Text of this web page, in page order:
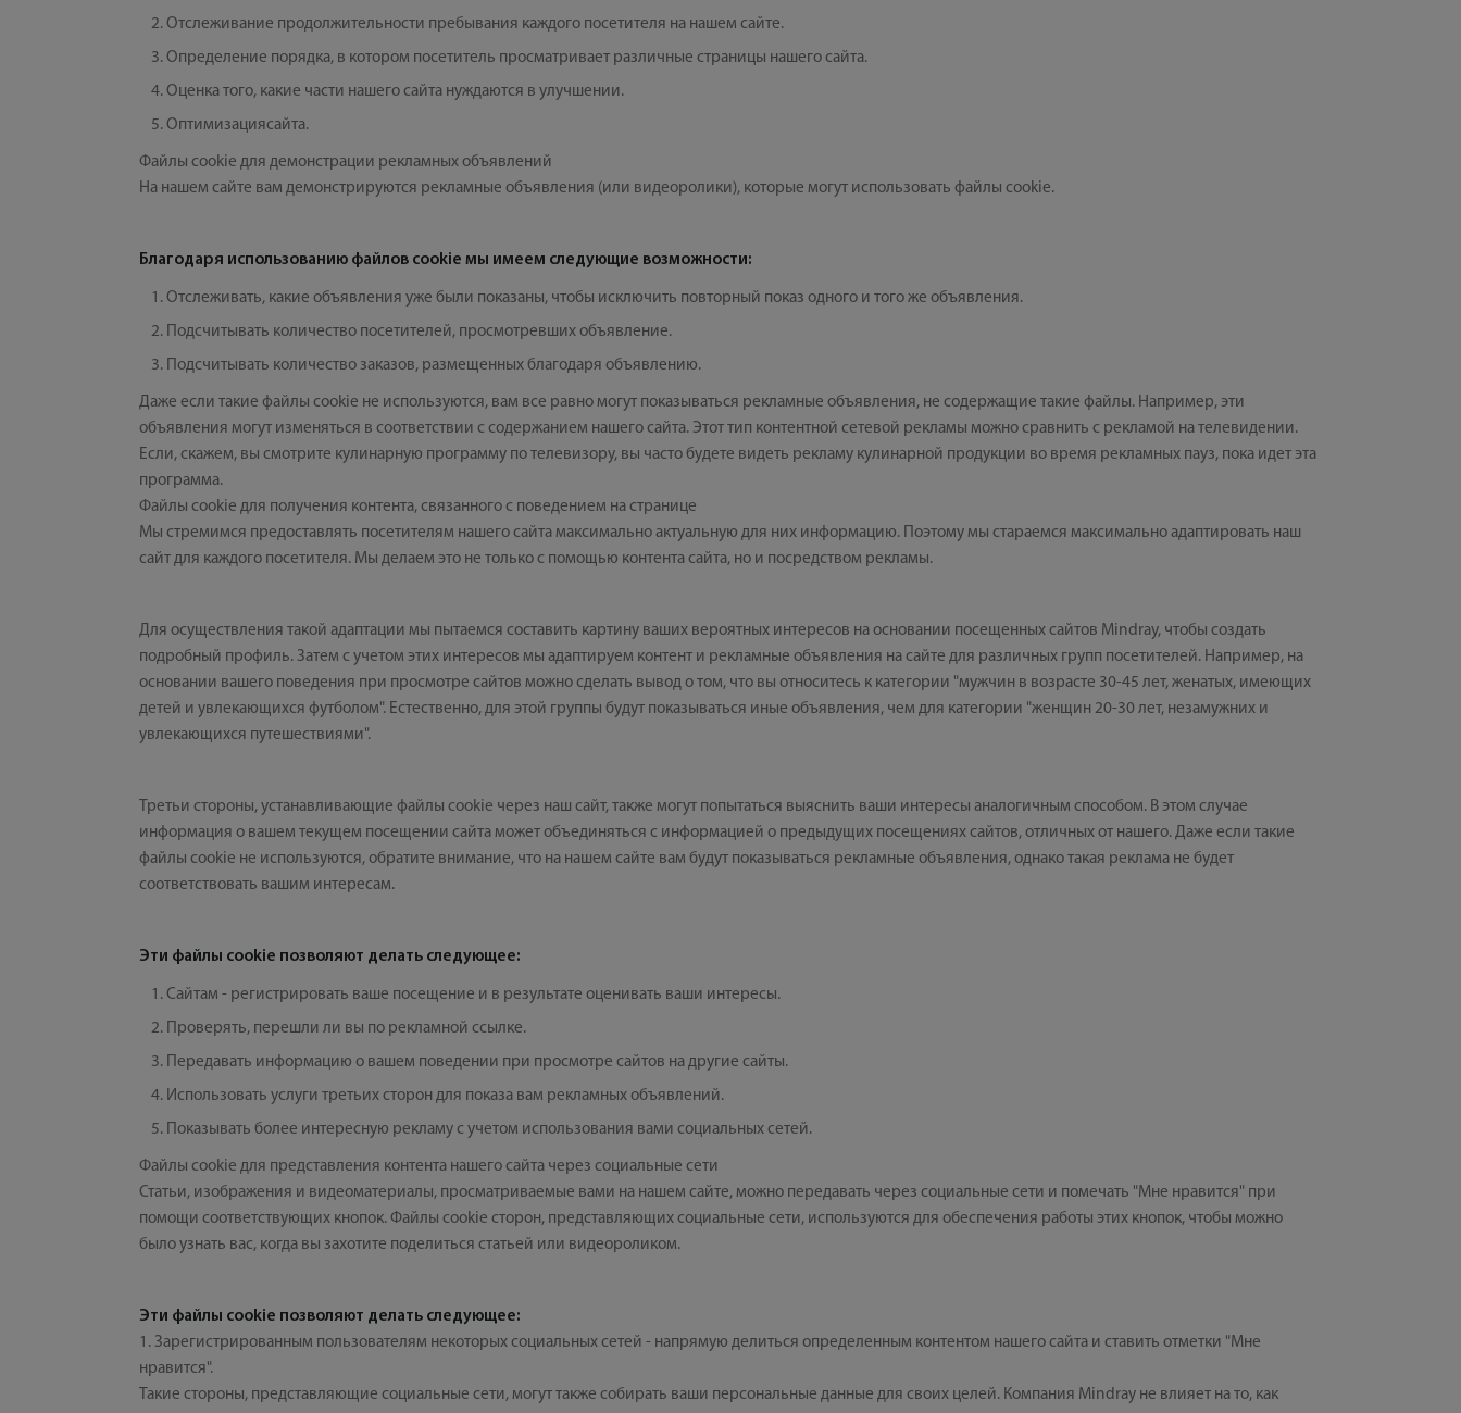
Отслеживание продолжительности пребывания каждого посетителя на нашем сайте.
Определение порядка, в котором посетитель просматривает различные страницы нашего сайта.
Оценка того, какие части нашего сайта нуждаются в улучшении.
Оптимизациясайта.
Файлы cookie для демонстрации рекламных объявлений
На нашем сайте вам демонстрируются рекламные объявления (или видеоролики), которые могут использовать файлы cookie.
Благодаря использованию файлов cookie мы имеем следующие возможности:
Отслеживать, какие объявления уже были показаны, чтобы исключить повторный показ одного и того же объявления.
Подсчитывать количество посетителей, просмотревших объявление.
Подсчитывать количество заказов, размещенных благодаря объявлению.
Даже если такие файлы cookie не используются, вам все равно могут показываться рекламные объявления, не содержащие такие файлы. Например, эти
объявления могут изменяться в соответствии с содержанием нашего сайта. Этот тип контентной сетевой рекламы можно сравнить с рекламой на телевидении.
Если, скажем, вы смотрите кулинарную программу по телевизору, вы часто будете видеть рекламу кулинарной продукции во время рекламных пауз, пока идет эта
программа.
Файлы cookie для получения контента, связанного с поведением на странице
Мы стремимся предоставлять посетителям нашего сайта максимально актуальную для них информацию. Поэтому мы стараемся максимально адаптировать наш
сайт для каждого посетителя. Мы делаем это не только с помощью контента сайта, но и посредством рекламы.
Для осуществления такой адаптации мы пытаемся составить картину ваших вероятных интересов на основании посещенных сайтов Mindray, чтобы создать
подробный профиль. Затем с учетом этих интересов мы адаптируем контент и рекламные объявления на сайте для различных групп посетителей. Например, на
основании вашего поведения при просмотре сайтов можно сделать вывод о том, что вы относитесь к категории "мужчин в возрасте 30-45 лет, женатых, имеющих
детей и увлекающихся футболом". Естественно, для этой группы будут показываться иные объявления, чем для категории "женщин 20-30 лет, незамужних и
увлекающихся путешествиями".
Третьи стороны, устанавливающие файлы cookie через наш сайт, также могут попытаться выяснить ваши интересы аналогичным способом. В этом случае
информация о вашем текущем посещении сайта может объединяться с информацией о предыдущих посещениях сайтов, отличных от нашего. Даже если такие
файлы cookie не используются, обратите внимание, что на нашем сайте вам будут показываться рекламные объявления, однако такая реклама не будет
соответствовать вашим интересам.
Эти файлы cookie позволяют делать следующее:
Сайтам - регистрировать ваше посещение и в результате оценивать ваши интересы.
Проверять, перешли ли вы по рекламной ссылке.
Передавать информацию о вашем поведении при просмотре сайтов на другие сайты.
Использовать услуги третьих сторон для показа вам рекламных объявлений.
Показывать более интересную рекламу с учетом использования вами социальных сетей.
Файлы cookie для представления контента нашего сайта через социальные сети
Статьи, изображения и видеоматериалы, просматриваемые вами на нашем сайте, можно передавать через социальные сети и помечать "Мне нравится" при
помощи соответствующих кнопок. Файлы cookie сторон, представляющих социальные сети, используются для обеспечения работы этих кнопок, чтобы можно
было узнать вас, когда вы захотите поделиться статьей или видеороликом.
Эти файлы cookie позволяют делать следующее:
1. Зарегистрированным пользователям некоторых социальных сетей - напрямую делиться определенным контентом нашего сайта и ставить отметки "Мне
нравится".
Такие стороны, представляющие социальные сети, могут также собирать ваши персональные данные для своих целей. Компания Mindray не влияет на то, как